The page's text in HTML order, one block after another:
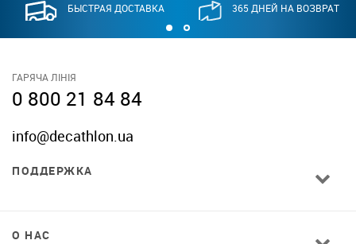
БЫСТРАЯ ДОСТАВКА 365 ДНЕЙ НА ВОЗВРАТ
ГАРЯЧА ЛІНІЯ
0 800 21 84 84
info@decathlon.ua
ПОДДЕРЖКА
О НАС